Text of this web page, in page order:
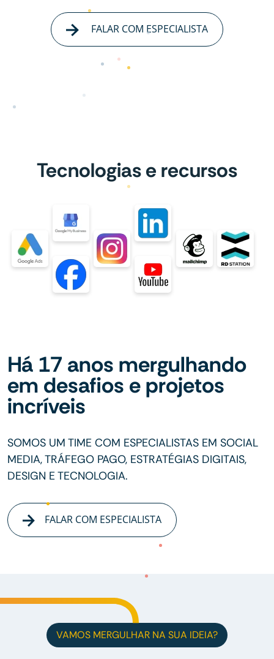
FALAR COM ESPECIALISTA
Tecnologias e recursos
Há 17 anos mergulhando
em desafios e projetos
incríveis
SOMOS UM TIME COM ESPECIALISTAS EM SOCIAL
MEDIA, TRÁFEGO PAGO, ESTRATÉGIAS DIGITAIS,
DESIGN E TECNOLOGIA.
FALAR COM ESPECIALISTA
VAMOS MERGULHAR NA SUA IDEIA?